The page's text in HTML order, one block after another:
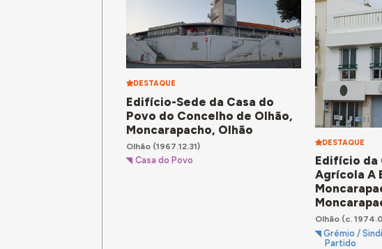
DESTAQUE
Edifício-Sede da Casa do
Povo do Concelho de Olhão,
Moncarapacho, Olhão
Olhão (1967.12.31)
Casa do Povo
DESTAQUE
Edifício da
Agrícola A
Olhão(c.
Grémio /
Partido